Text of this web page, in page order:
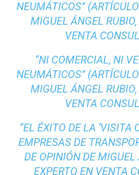
NEUMÁTICOS”
MIGUEL ÁNGEL
VENTA
“NI COMERCIAL, NI
NEUMÁTICOS”
MIGUEL ÁNGEL
VENTA
“EL ÉXITO DE LA ‘VISITA
EMPRESAS DE
DE OPINIÓN DE MIGUEL
EXPERTO EN VENTA